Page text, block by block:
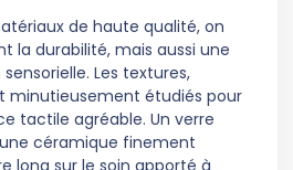
de haute qualité, on
la durabilité, mais aussi une
Les textures,
minutieusement étudiés pour
tactile agréable. Un verre
céramique finement
long sur le soin apporté à